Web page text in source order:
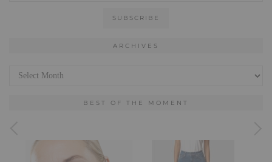
ARCHIVES
BEST OF THE MOMENT